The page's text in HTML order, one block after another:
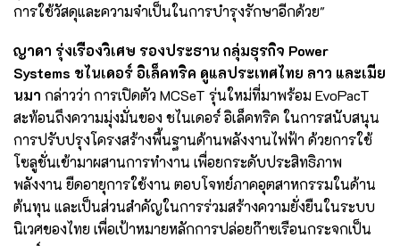
การใช้วัสดุและความจำเป็นในการบำรุงรักษาอีกด้วย"
ญาดา รุ่งเรืองวิเศษ รองประธาน กลุ่มธุรกิจ Power
Systems ชไนเดอร์ อิเล็คทริค ดูแลประเทศไทย ลาว และเมีย
นมา กล่าวว่า การเปิดตัว MCSeT รุ่นใหม่ที่มาพร้อม EvoPacT
สะท้อนถึงความมุ่งมั่นของ ชไนเดอร์ อิเล็คทริค ในการสนับสนุน
การปรับปรุงโครงสร้างพื้นฐานด้านพลังงานไฟฟ้า ด้วยการใช้
โซลูชั่นเข้ามาผสานการทำงาน เพื่อยกระดับประสิทธิภาพ
พลังงาน ยืดอายุการใช้งาน ตอบโจทย์ภาคอุตสาหกรรมในด้าน
ต้นทุน และเป็นส่วนสำคัญในการร่วมสร้างความยั่งยืนในระบบ
นิเวศของไทย เพื่อเป้าหมายหลักการปล่อยก๊าซเรือนกระจกเป็น